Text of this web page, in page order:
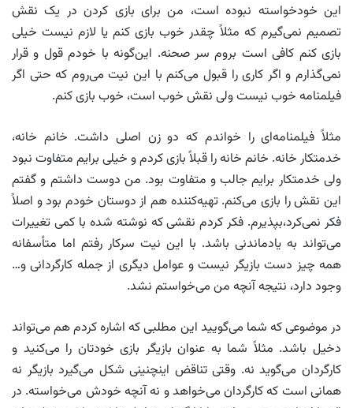
این خودخواسته نبوده است، من برای بازی کردن در یک نقش
تصمیم نمی‌گیرم که مثلاً چقدر خوب بازی کنم یا لازم نیست خیلی
بازی کنم کافی است بروم سر صحنه. این‌گونه با خودم قول و قرار
نمی‌گذارم و اگر کاری را قبول می‌کنم با این نیت می‌روم که حتی اگر
فیلمنامه خوب نیست ولی نقش خوب است، خوب بازی کنم.
مثلاً فیلمنامه‌ای را خواندم که دو زن اصلی داشت. خانم خانه،
خدمتکار خانه. خانم خانه را قبلاً بازی کردم و خیلی برایم متفاوت نبود
ولی خدمتکار برایم جالب و متفاوت بود. من دوست داشتم و گفتم
این نقش را بازی می‌کنم. تهیه‌کننده هم از دوستان خودم بود و اصلاً
فکر نمی‌کرد،بپذیرم. فکر کردم نقشی که نوشته شده با کمی تغییرات
می‌تواند به یادماندنی باشد. با این نیت سرکار رفتم اما متأسفانه
همه چیز دست بازیگر نیست و عوامل دیگری از جمله کارگردانی و…
وجود دارد، نتیجه آنچه من می‌خواستم نشد.
در موضوعی که شما می‌گویید این مطلبی که اشاره کردم هم می‌تواند
دخیل باشد. مثلاً شما به عنوان بازیگر بازی خودتان را می‌کنید و
کارگردان می‌گوید نه. وقتی تناقض اینچنینی شکل می‌گیرد بازیگر نه
همانی است که کارگردان می‌خواهد و نه آنچه خودش می‌خواسته. در